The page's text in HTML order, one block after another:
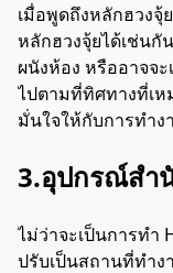
เมื่อพูดถึงหลักฮวง
หลักฮวงจุ้ยได้เช่นกั
ผนังห้อง หรืออาจจ
ไปตามที่ทิศทางที่เห
มั่นใจให้กับการทำง
3.อุปกรณ์สำ
ไม่ว่าจะเป็นการทำ
ปรับเป็นสถานที่ทำง